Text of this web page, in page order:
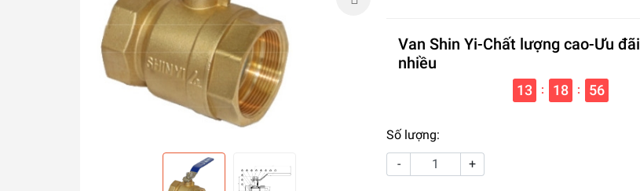
Van Shin Yi-Chất lượng cao-Ưu đãi
nhiều
13 : 18 : 55
Số lượng:
-
+